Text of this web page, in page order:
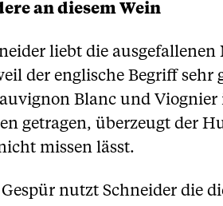
an diesem Wein
liebt die
der englische Begriff
Blanc und
getragen, überzeugt der
missen lässt.
nutzt Schneider die